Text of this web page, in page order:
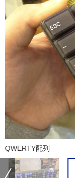
QWERTY配列